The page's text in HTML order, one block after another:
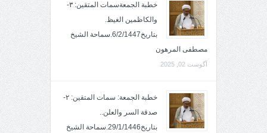
خطبة الجمعةسمات المتقين: ٣-
والكاظمين الغيظ.
بتاريخ6/2/1447.سماحة الشيخ
مصطفى المرهون
آگوست 02, 2025
خطبة الجمعة: سمات المتقين: ٢-
صدقة السر والعلن..
بتاريخ29/1/1446.سماحة الشيخ